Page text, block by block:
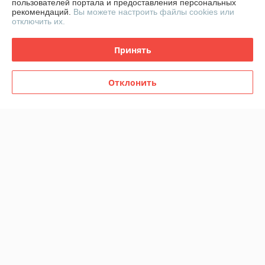
Контакты
пользователей портала и предоставления персональных
рекомендаций. Вы можете настроить файлы cookies или
отключить их.
Принять
Отклонить